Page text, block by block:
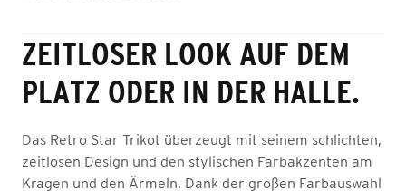
ZEITLOSER LOOK AUF DEM
PLATZ ODER IN DER HALLE.
Das Retro Star Trikot überzeugt mit seinem schlichten,
zeitlosen Design und den stylischen Farbakzenten am
Kragen und den Ärmeln. Dank der großen Farbauswahl